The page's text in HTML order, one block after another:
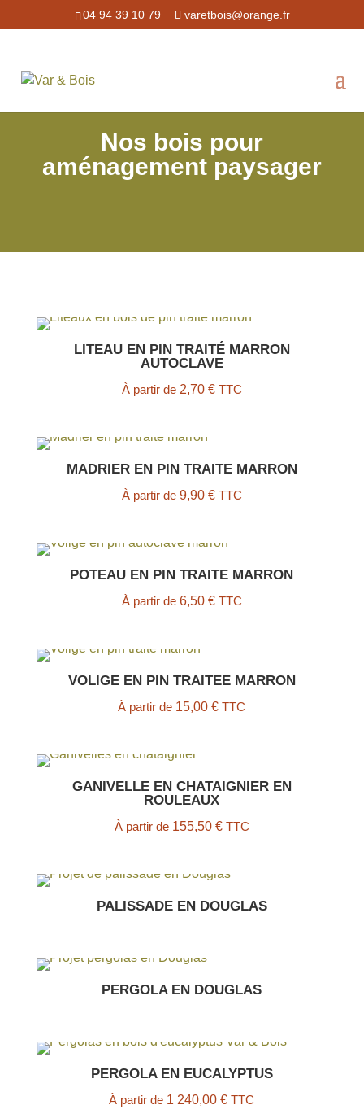
04 94 39 10 79 varetbois@orange.fr
Nos bois pour
aménagement paysager
LITEAU EN PIN TRAITÉ MARRON
AUTOCLAVE
À partir de 2,70 € TTC
MADRIER EN PIN TRAITE MARRON
À partir de 9,90 € TTC
POTEAU EN PIN TRAITE MARRON
À partir de 6,50 € TTC
VOLIGE EN PIN TRAITEE MARRON
À partir de 15,00€ TTC
GANIVELLE EN CHATAIGNIER EN
ROULEAUX
À partir de 155,50 € TTC
PALISSADE EN DOUGLAS
PERGOLA EN DOUGLAS
PERGOLA EN EUCALYPTUS
À partir de 1 240,00€ TTC